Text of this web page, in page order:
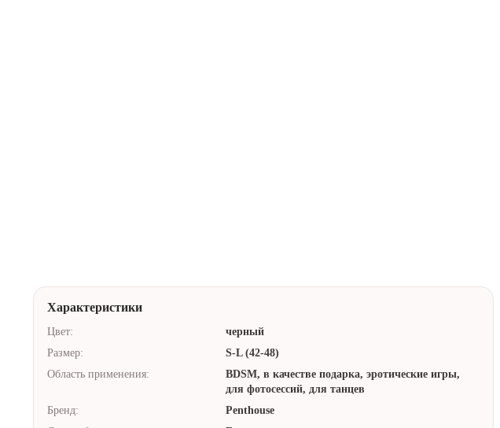
Характеристики
Цвет:
черный
Размер:
S-L (42-48)
Область применения:
BDSM, в качестве подарка, эротические игры,
для фотосессий, для танцев
Бренд:
Penthouse